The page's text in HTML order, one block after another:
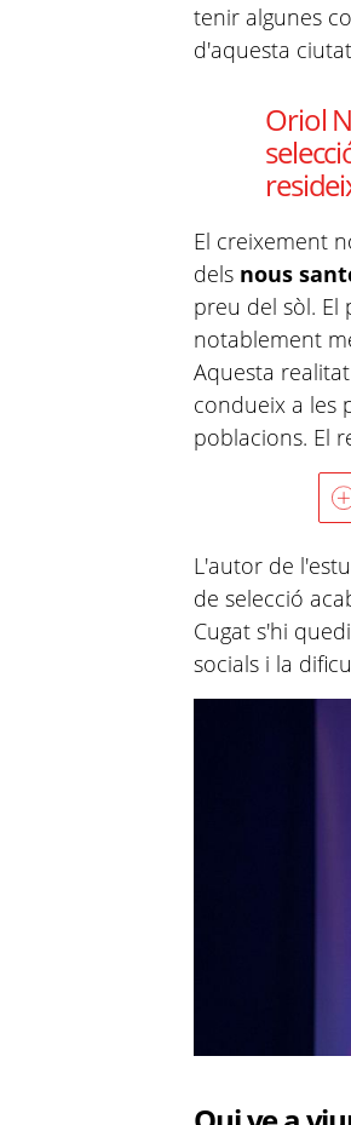
tenir algunes
d'aquesta
Oriol
El creixement
dels nous
preu del sòl. El
notablement
Aquesta
condueix a les
poblacions. El
L'autor de
de selecció
Cugat s'hi
socials i la